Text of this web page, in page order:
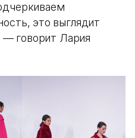
это выглядит
— говорит Лария